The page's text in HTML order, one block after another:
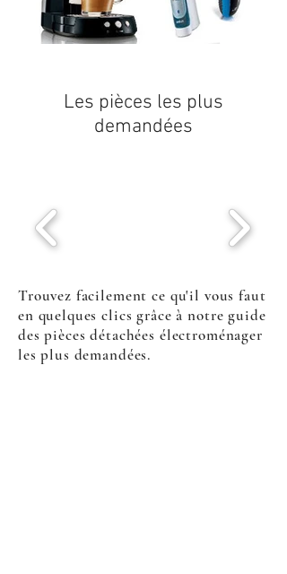
Les pièces les plus
demandées
Trouvez facilement ce qu'il vous faut
en quelques clics grâce à notre guide
des pièces détachées électroménager
les plus demandées.